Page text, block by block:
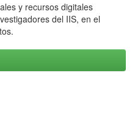
y recursos digitales
del IIS, en el